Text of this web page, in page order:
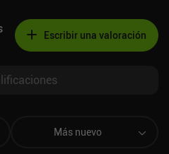
Escribir una valoración
Más nuevo